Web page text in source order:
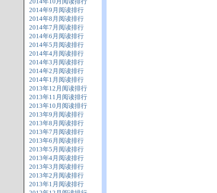
2014年9月阅读排行
2014年8月阅读排行
2014年7月阅读排行
2014年6月阅读排行
2014年5月阅读排行
2014年4月阅读排行
2014年3月阅读排行
2014年2月阅读排行
2014年1月阅读排行
2013年12月阅读排行
2013年11月阅读排行
2013年10月阅读排行
2013年9月阅读排行
2013年8月阅读排行
2013年7月阅读排行
2013年6月阅读排行
2013年5月阅读排行
2013年4月阅读排行
2013年3月阅读排行
2013年2月阅读排行
2013年1月阅读排行